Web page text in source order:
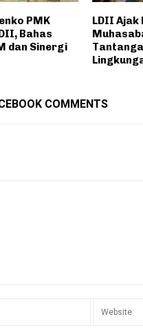
PMK
Bahas
dan Sinergi
LDII Ajak
COMMENTS